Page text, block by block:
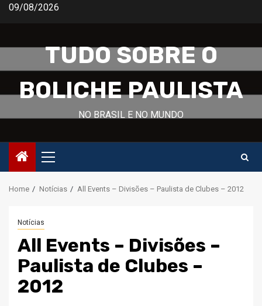
Skip09/08/2026
TUDO SOBRE O
BOLICHE PAULISTA
NO BRASIL E NO MUNDO
Primary
Menu
Home Notícias All Events – Divisões – Paulista de Clubes – 2012
Notícias
All Events – Divisões –
Paulista de Clubes –
2012